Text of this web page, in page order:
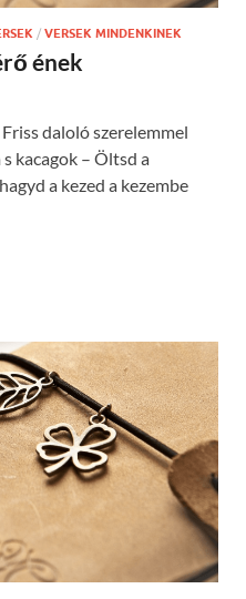
/ VERSEK MINDENKINEK
ének
daloló szerelemmel
kacagok – Öltsd a
a kezed a kezembe